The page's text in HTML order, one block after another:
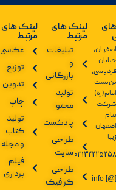
اصفهان،
خیابان
فردوسی،
بن‌بست
امام(ره)
شرکت
پیام
اصفهان
زیبا
03132225258
info [@]
لینک های
مرتبط
تبلیغات
و
بازرگانی
تولید
محتوا
پادکست
طراحی
سایت
طراحی
گرافیک
لینک های
مرتبط
عکاسی
توزیع
تدوین
چاپ
تولید
کتاب
و مجله
فیلم
برداری